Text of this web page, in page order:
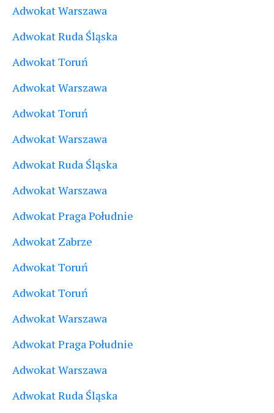
Adwokat Warszawa
Adwokat Ruda Śląska
Adwokat Toruń
Adwokat Warszawa
Adwokat Toruń
Adwokat Warszawa
Adwokat Ruda Śląska
Adwokat Warszawa
Adwokat Praga Południe
Adwokat Zabrze
Adwokat Toruń
Adwokat Toruń
Adwokat Warszawa
Adwokat Praga Południe
Adwokat Warszawa
Adwokat Ruda Śląska